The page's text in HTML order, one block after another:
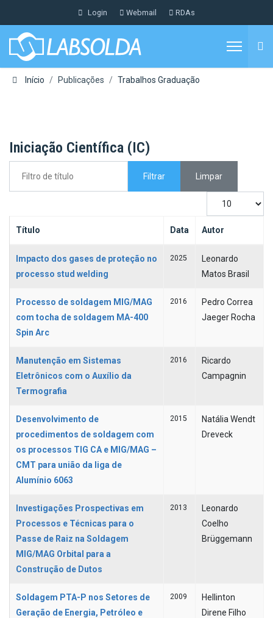
Login Webmail RDAs
Início Publicações Trabalhos Graduação
Iniciação Científica (IC)
Filtrar
Limpar
Mostrar #
Título Data Autor
Impacto dos gases de proteção no
processo stud welding
2025
Leonardo
Matos Brasil
Processo de soldagem MIG/MAG
com tocha de soldagem MA-400
Spin Arc
2016
Pedro Correa
Jaeger Rocha
Manutenção em Sistemas
Eletrônicos com o Auxílio da
Termografia
2016
Ricardo
Campagnin
Desenvolvimento de
procedimentos de soldagem com
os processos TIG CA e MIG/MAG –
CMT para união da liga de
Alumínio 6063
2015
Natália Wendt
Dreveck
Investigações Prospectivas em
Processos e Técnicas para o
Passe de Raiz na Soldagem
MIG/MAG Orbital para a
Construção de Dutos
2013
Leonardo
Coelho
Brüggemann
Soldagem PTA-P nos Setores de
Geração de Energia, Petróleo e
2009
Hellinton
Direne Filho